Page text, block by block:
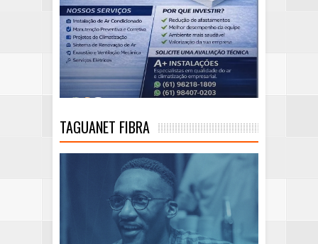
TAGUANET FIBRA